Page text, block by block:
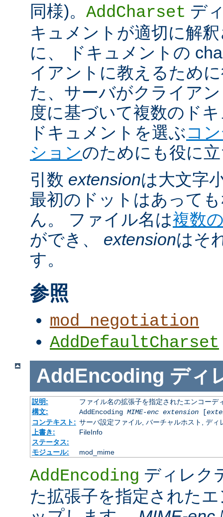
同様)。 AddCharset デ
キュメントが適切に解
に、 ドキュメントの
イアントに教えるため
た、サーバがクライア
度に基づいて複数のド
ドキュメントを選ぶコ
ションのためにも役に
引数 extensionは大文字
最初のドットはあって
ん。 ファイル名は複数
ができ、 extensionはそ
す。
参照
mod_negotiation
AddDefaultCharset
AddEncoding ディ
説明:
ファイル名の拡張子を指定されたエンコーデ
構文:
AddEncoding MIME-enc extension[
コンテキスト: サーバ設定ファイル, バーチャルホスト, ディ
上書き:
FileInfo
ステータス:
モジュール:
mod_mime
AddEncoding ディレク
た拡張子を指定された